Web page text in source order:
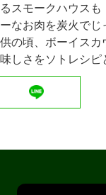
るスモークハウス
ーなお肉を炭火で
供の頃、ボーイス
味しさをソトレシピ